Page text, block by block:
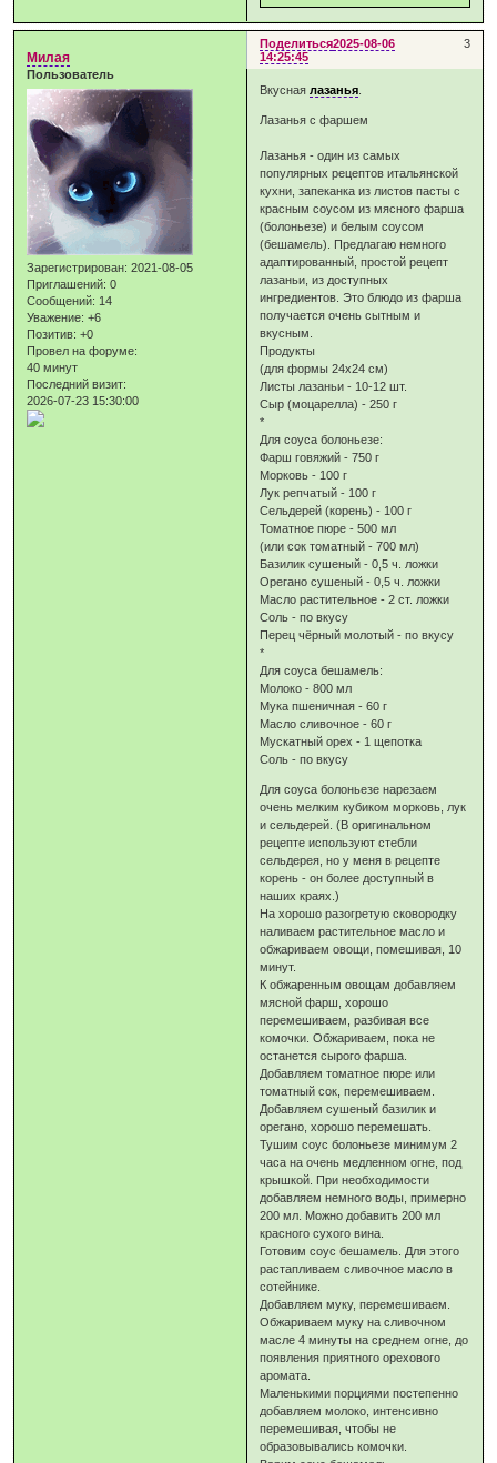
Поделиться 3
2025-08-06
14:25:45
Милая
Пользователь
Зарегистрирован: 2021-08-05
Приглашений: 0
Сообщений: 14
Уважение: +6
Позитив: +0
Провел на форуме:
40 минут
Последний визит:
2026-07-23 15:30:00
Вкуснаялазанья
Лазанья с фаршем
Лазанья - один из самых
популярных рецептов итальянской
кухни, запеканка из листов пасты с
красным соусом из мясного фарша
(болоньезе) и белым соусом
(бешамель). Предлагаю немного
адаптированный, простой рецепт
лазаньи, из доступных
ингредиентов. Это блюдо из фарша
получается очень сытным и
вкусным.
Продукты
(для формы 24х24 см)
Листы лазаньи - 10-12 шт.
Сыр (моцарелла) - 250 г
*
Для соуса болоньезе:
Фарш говяжий - 750 г
Морковь - 100 г
Лук репчатый - 100 г
Сельдерей (корень) - 100 г
Томатное пюре - 500 мл
(или сок томатный - 700 мл)
Базилик сушеный - 0,5 ч. ложки
Орегано сушеный - 0,5 ч. ложки
Масло растительное - 2 ст. ложки
Соль - по вкусу
Перец чёрный молотый - по вкусу
*
Для соуса бешамель:
Молоко - 800 мл
Мука пшеничная - 60 г
Масло сливочное - 60 г
Мускатный орех - 1 щепотка
Соль - по вкусу
Для соуса болоньезе нарезаем
очень мелким кубиком морковь, лук
и сельдерей. (В оригинальном
рецепте используют стебли
сельдерея, но у меня в рецепте
корень - он более доступный в
наших краях.)
На хорошо разогретую сковородку
наливаем растительное масло и
обжариваем овощи, помешивая, 10
минут.
К обжаренным овощам добавляем
мясной фарш, хорошо
перемешиваем, разбивая все
комочки. Обжариваем, пока не
останется сырого фарша.
Добавляем томатное пюре или
томатный сок, перемешиваем.
Добавляем сушеный базилик и
орегано, хорошо перемешать.
Тушим соус болоньезе минимум 2
часа на очень медленном огне, под
крышкой. При необходимости
добавляем немного воды, примерно
200 мл. Можно добавить 200 мл
красного сухого вина.
Готовим соус бешамель. Для этого
растапливаем сливочное масло в
сотейнике.
Добавляем муку, перемешиваем.
Обжариваем муку на сливочном
масле 4 минуты на среднем огне, до
появления приятного орехового
аромата.
Маленькими порциями постепенно
добавляем молоко, интенсивно
перемешивая, чтобы не
образовывались комочки.